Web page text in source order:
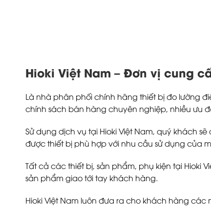
Hioki Việt Nam – Đơn vị cung
Là nhà phân phối chính hãng thiết bị đo lường
chính sách bán hàng chuyên nghiệp, nhiều ưu
Sử dụng dịch vụ tại Hioki Việt Nam, quý khách
được thiết bị phù hợp với nhu cầu sử dụng của
Tất cả các thiết bị, sản phẩm, phụ kiện tại
sản phẩm giao tới tay khách hàng.
Hioki Việt Nam luôn đưa ra cho khách hàng